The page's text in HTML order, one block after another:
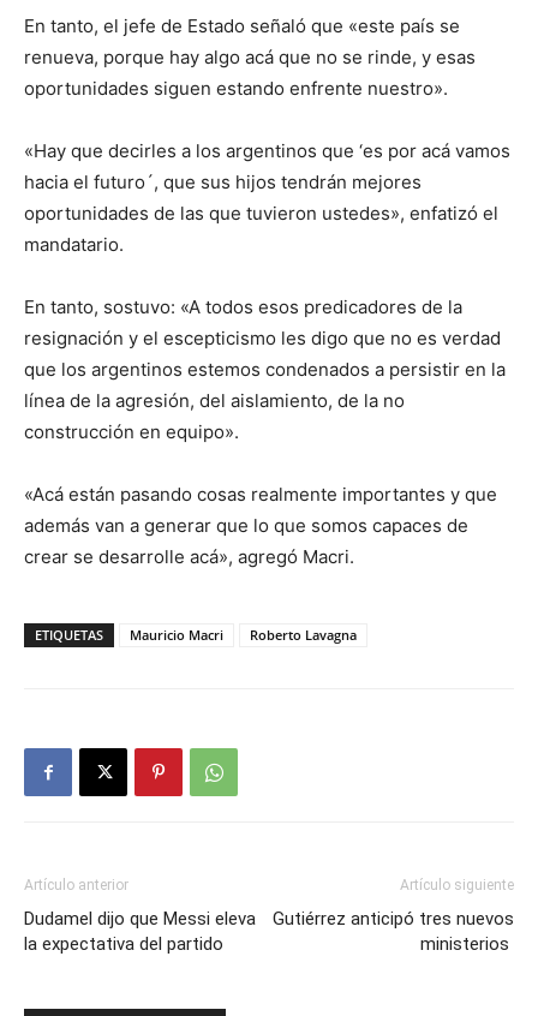
En tanto, el jefe de Estado señaló que «este país se
renueva, porque hay algo acá que no se rinde, y esas
oportunidades siguen estando enfrente nuestro».
«Hay que decirles a los argentinos que ‘es por acá vamos
hacia el futuro´, que sus hijos tendrán mejores
oportunidades de las que tuvieron ustedes», enfatizó el
mandatario.
En tanto, sostuvo: «A todos esos predicadores de la
resignación y el escepticismo les digo que no es verdad
que los argentinos estemos condenados a persistir en la
línea de la agresión, del aislamiento, de la no
construcción en equipo».
«Acá están pasando cosas realmente importantes y que
además van a generar que lo que somos capaces de
crear se desarrolle acá», agregó Macri.
ETIQUETAS Mauricio Macri Roberto Lavagna
Artículo anterior
Dudamel dijo que Messi eleva
la expectativa del partido
Artículo siguiente
Gutiérrez anticipó tres nuevos
ministerios